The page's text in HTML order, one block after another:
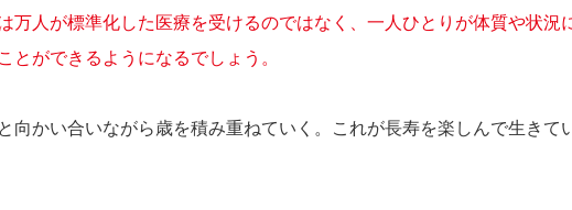
万人が標準化した医療を受けるのではなく、一人ひとりが体質や状況
ができるようになるでしょう。
向かい合いながら歳を積み重ねていく。これが長寿を楽しんで生きて